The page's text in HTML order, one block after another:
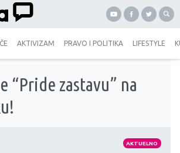
AKTIVIZAM PRAVO I POLITIKA LIFESTYLE
“Pride zastavu” na
AKTUELNO